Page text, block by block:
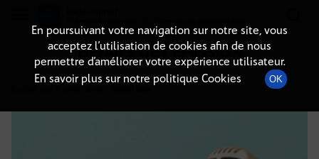
DÉTAILS DE L'ÉMISSION
En poursuivant votre navigation sur notre site, vous
acceptez l’utilisation de cookies afin de nous
permettre d’améliorer votre expérience utilisateur.
En savoir plus sur notre politique Cookies
OK